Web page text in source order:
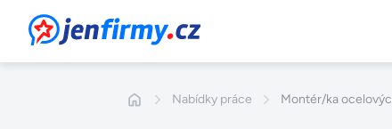
JenFirmy.cz
Nabídky práce Montér/ka